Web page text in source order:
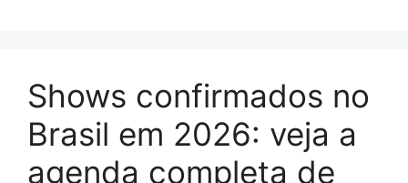
Shows confirmados no
Brasil em 2026: veja a
agenda completa de